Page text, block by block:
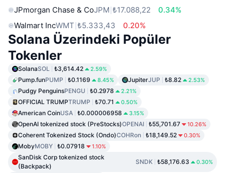
JPmorgan Chase & CoJPM ₺17.088,22
0.34%
Walmart IncWMT ₺5.333,43 0.20%
Solana Üzerindeki Popüler
Tokenler
SolanaSOL ₺3,614.42 2.59%
Pump.funPUMP ₺0.1169 8.45% JupiterJUP ₺8.82 2.53%
Pudgy PenguinsPENGU ₺0.2978 2.21%
OFFICIAL TRUMPTRUMP ₺70.71 0.50%
American CoinUSA ₺0.000006958 3.15%
OpenAI tokenized stock (PreStocks)OPENAI ₺55,701.67 10.26%
Coherent Tokenized Stock (Ondo)COHRon ₺18,149.52 0.30%
MobyMOBY ₺0.07918 1.10%
SanDisk Corp tokenized stock
(Backpack)
SNDK ₺58,176.63 0.30%